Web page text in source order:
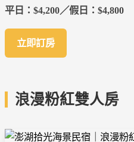
平日：$4,200／假日：$4,800
立即訂房
浪漫粉紅雙人房